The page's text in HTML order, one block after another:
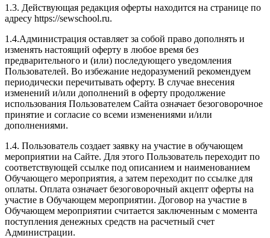
1.3. Действующая редакция оферты находится на странице по
адресу https://sewschool.ru.
1.4.Администрация оставляет за собой право дополнять и
изменять настоящий оферту в любое время без
предварительного и (или) последующего уведомления
Пользователей. Во избежание недоразумений рекомендуем
периодически перечитывать оферту. В случае внесения
изменений и/или дополнений в оферту продолжение
использования Пользователем Сайта означает безоговорочное
принятие и согласие со всеми изменениями и/или
дополнениями.
1.4. Пользователь создает заявку на участие в обучающем
мероприятии на Сайте. Для этого Пользователь переходит по
соответствующей ссылке под описанием и наименованием
Обучающего мероприятия, а затем переходит по ссылке для
оплаты. Оплата означает безоговорочный акцепт оферты на
участие в Обучающем мероприятии. Договор на участие в
Обучающем мероприятии считается заключенным с момента
поступления денежных средств на расчетный счет
Администрации.